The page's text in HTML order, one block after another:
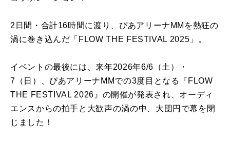
2日間・合計16時間に渡り、ぴあアリーナMMを熱狂の
渦に巻き込んだ「FLOW THE FESTIVAL 2025」。
イベントの最後には、来年2026年6/6（土）・
7（日）、ぴあアリーナMMでの3度目となる『FLOW
THE FESTIVAL 2026』の開催が発表され、オーディ
エンスからの拍手と大歓声の渦の中、大団円で幕を閉
じました！